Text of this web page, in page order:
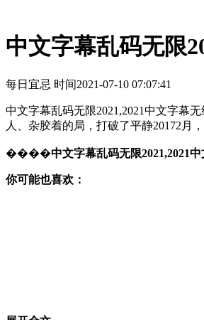
中文字幕乱码无限
每日宜忌 时间2021-07-10 07:07:41
中文字幕乱码无限2021,2021中文字幕
人、杂胶着的局，打破了平静20172月
����中文字幕乱码无限2021,2021
你可能也喜欢：